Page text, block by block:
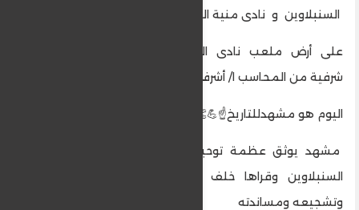
السنبلاوين و نادى منية النصر
على أرض ملعب نادى السنبلاوين الرياضى برعاية
شرفية من المحاسب ا/ أشرف البسيوني
اليوم هو مشهدللتاريخ☝️💪👏
مشهد يوثق عظمة توحيد الصف لكل أبناء مدينة
السنبلاوين وقراها خلف نادى السنبلاوين الرياضى
وتشجيعه ومساندته